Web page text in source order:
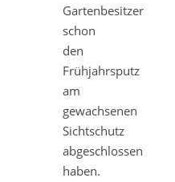
Gartenbesitzer
schon
den
Frühjahrsputz
am
gewachsenen
Sichtschutz
abgeschlossen
haben.